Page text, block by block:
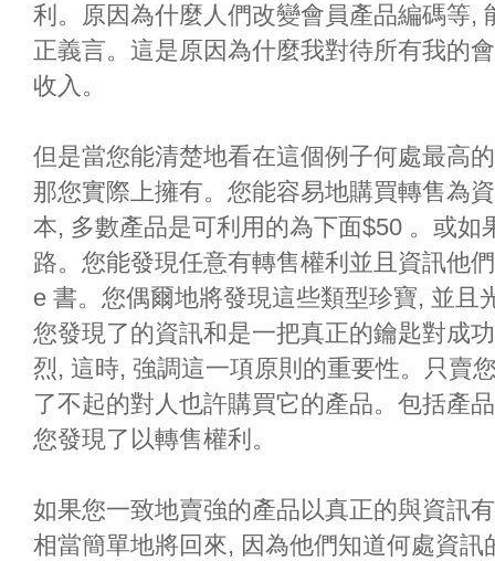
利。原因為什麼人們改變會員產品編碼等,
正義言。這是原因為什麼我對待所有我的
收入。
但是當您能清楚地看在這個例子何處最高
那您實際上擁有。您能容易地購買轉售為
本, 多數產品是可利用的為下面$50 。或如
路。您能發現任意有轉售權利並且資訊他
e 書。您偶爾地將發現這些類型珍寶, 並且
您發現了的資訊和是一把真正的鑰匙對成
烈, 這時, 強調這一項原則的重要性。只賣
了不起的對人也許購買它的產品。包括產
您發現了以轉售權利。
如果您一致地賣強的產品以真正的與資訊
相當簡單地將回來, 因為他們知道何處資